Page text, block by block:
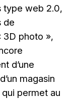
type web 2.0,
de
3D photo »,
d’une
magasin
permet au